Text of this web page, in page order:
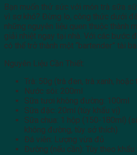
Bạn muốn thử sức với món trà sữa
vì sợ khó? Đừng lo, công thức dưới
những nguyên liệu quen thuộc thành
giải nhiệt ngay tại nhà. Với các bước
có thể trở thành một “bartender” tài ba.
Nguyên Liệu Cần Thiết:
Trà: 50g (trà đen, trà xanh,
Nước sôi: 200ml
Sữa tươi không đường: 100ml
Sữa đặc: 20ml (tùy khẩu vị)
Sữa chua: 1 hộp (150-180ml)
không đường, tùy sở thích)
Đá viên: Lượng vừa đủ
Đường (nếu cần): Tùy theo khẩu